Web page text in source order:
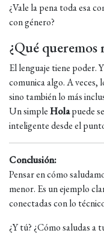
¿Vale la pena toda esa
con género?
¿Qué
El lenguaje tiene poder.
comunica algo. A veces,
sino también lo más
Un simpleHolapuede
inteligente desde el
Conclusión:
Pensar en cómo
menor. Es un ejemplo
conectadas con lo
¿Y tú? ¿Cómo saludas a